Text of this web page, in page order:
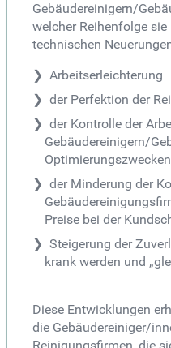
Gebäudereinigern/
welcher Reihenfolge
technischen
Arbeitserleichterung
der Perfektion der
der Kontrolle der
Gebäudereinigern/
Optimierungszwecken
der Minderung der
Preise bei der
Steigerung der
krank werden und
Diese Entwicklungen
die Gebäudereiniger/